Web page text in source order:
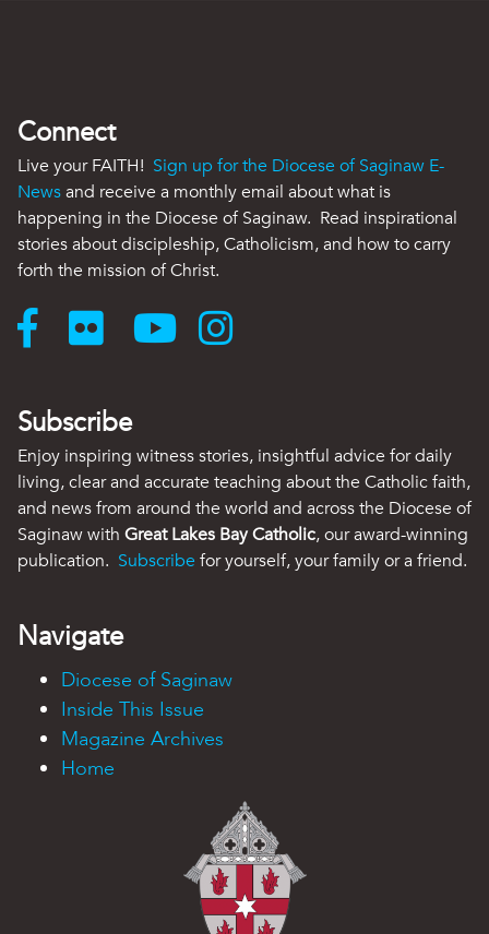
Connect
Live your FAITH! Sign up for the Diocese of Saginaw E-
Newsand receive a monthly email about what is
happening in the Diocese of Saginaw. Read inspirational
stories about discipleship, Catholicism, and how to carry
forth the mission of Christ.
Subscribe
Enjoy inspiring witness stories, insightful advice for daily
living, clear and accurate teaching about the Catholic faith,
and news from around the world and across the Diocese of
Saginaw with Great Lakes Bay Catholic, our award-winning
publication. Subscribe for yourself, your family or a friend.
Navigate
Diocese of Saginaw
Inside This Issue
Magazine Archives
Home